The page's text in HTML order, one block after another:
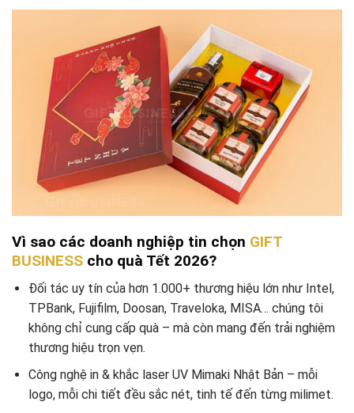
Vì sao các doanh nghiệp tin chọn GIFT
BUSINESS cho quà Tết 2026?
Đối tác uy tín của hơn 1.000+ thương hiệu lớn như Intel,
TPBank, Fujifilm, Doosan, Traveloka, MISA… chúng tôi
không chỉ cung cấp quà – mà còn mang đến trải nghiệm
thương hiệu trọn vẹn.
Công nghệ in & khắc laser UV Mimaki Nhật Bản – mỗi
logo, mỗi chi tiết đều sắc nét, tinh tế đến từng milimet.